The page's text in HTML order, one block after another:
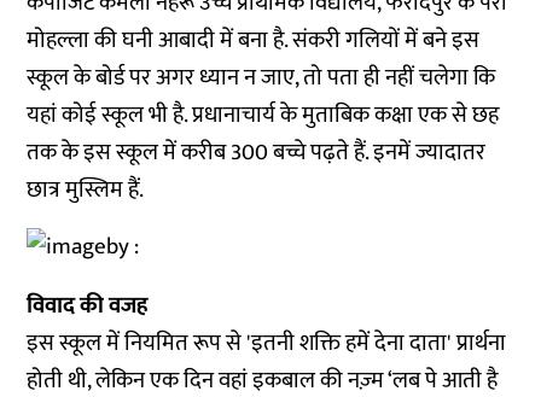
मोहल्ला की घनी आबादी में बना है. संकरी गलियों में बने इस
स्कूल के बोर्ड पर अगर ध्यान न जाए, तो पता ही नहीं चलेगा कि
यहां कोई स्कूल भी है. प्रधानाचार्य के मुताबिक कक्षा एक से छह
तक के इस स्कूल में करीब 300 बच्चे पढ़ते हैं. इनमें ज्यादातर
छात्र मुस्लिम हैं.
विवाद की वजह
इस स्कूल में नियमित रूप से 'इतनी शक्ति हमें देना दाता' प्रार्थना
होती थी, लेकिन एक दिन वहां इकबाल की नज़्म ‘लब पे आती है